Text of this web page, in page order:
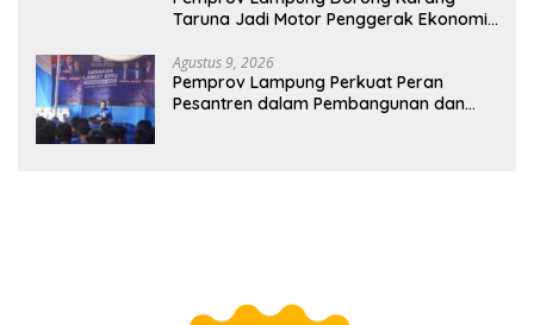
Taruna Jadi Motor Penggerak Ekonomi
Agustus 9, 2026
Pemprov Lampung Perkuat Peran
Pesantren dalam Pembangunan dan